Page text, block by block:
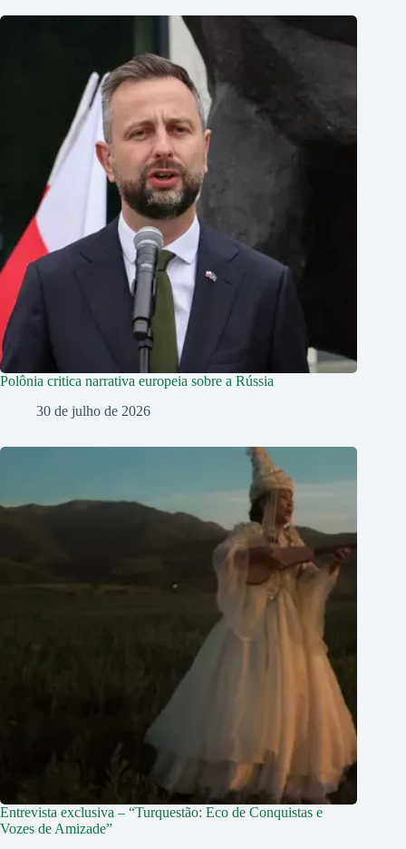
Polônia critica narrativa europeia sobre a Rússia
30 de julho de 2026
Entrevista exclusiva – “Turquestão: Eco de Conquistas e
Vozes de Amizade”